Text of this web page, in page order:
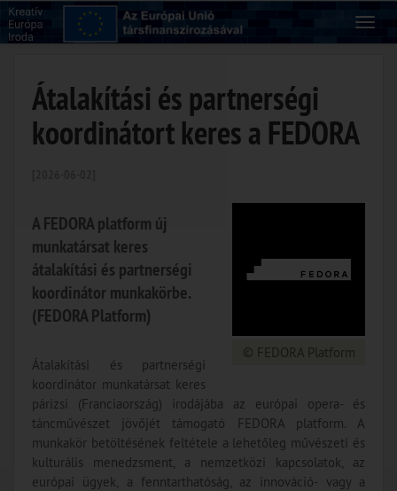
Átalakítási és partnerségi
koordinátort keres a FEDORA
© FEDORA Platform
A FEDORA platform új
munkatársat keres
átalakítási és partnerségi
koordinátor munkakörbe.
(FEDORA Platform)
Átalakítási és partnerségi
koordinátor munkatársat keres
párizsi (Franciaország) irodájába az európai opera- és
táncművészet jövőjét támogató FEDORA platform. A
munkakör betöltésének feltétele a lehetőleg művészeti és
kulturális menedzsment, a nemzetközi kapcsolatok, az
európai ügyek, a fenntarthatóság, az innováció- vagy a